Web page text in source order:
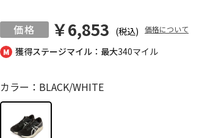
獲得ステージマイル：最大340マイル
￥6,853 (税込) 価格について
カラー：BLACK/WHITE